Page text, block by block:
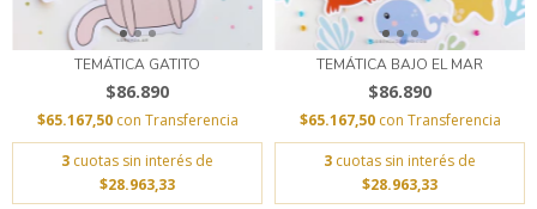
TEMÁTICA GATITO
$86.890
$65.167,50 con Transferencia
3 cuotas sin interés de
$28.963,33
TEMÁTICA BAJO EL MAR
$86.890
$65.167,50 con Transferencia
3 cuotas sin interés de
$28.963,33